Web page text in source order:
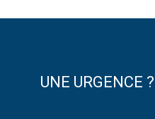
UNE URGENCE